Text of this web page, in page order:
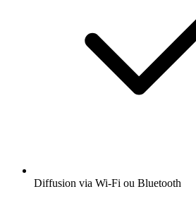
Diffusion via Wi-Fi ou Bluetooth